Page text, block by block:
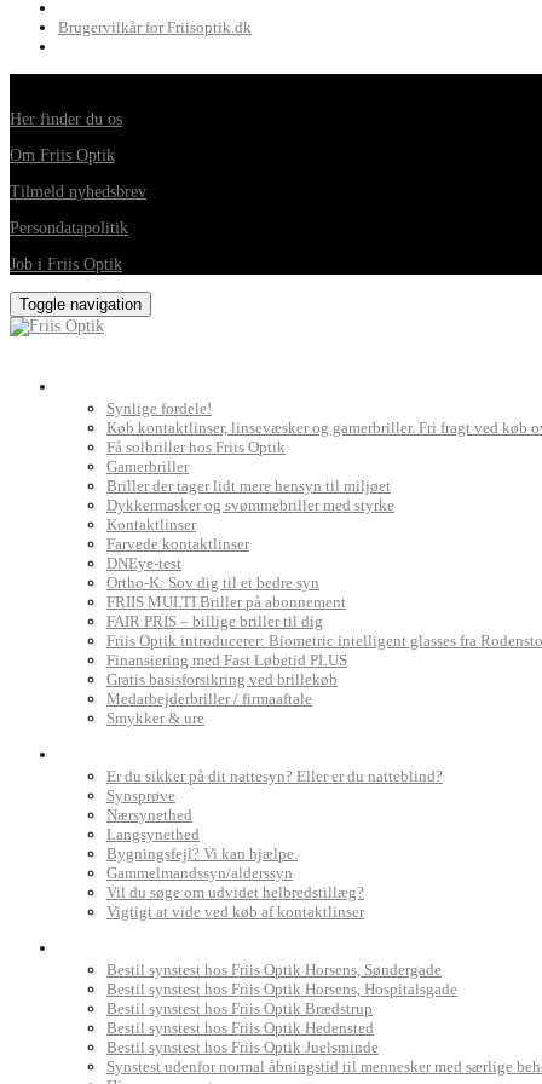
Brugervilkår for Friisoptik.dk
Her finder du os
Om Friis Optik
Tilmeld nyhedsbrev
Persondatapolitik
Job i Friis Optik
Toggle navigation
Synlige fordele!
Køb kontaktlinser, linsevæsker og gamerbriller. Fri fragt ved køb
Få solbriller hos Friis Optik
Gamerbriller
Briller der tager lidt mere hensyn til miljøet
Dykkermasker og svømmebriller med styrke
Kontaktlinser
Farvede kontaktlinser
DNEye-test
Ortho-K: Sov dig til et bedre syn
FRIIS MULTI Briller på abonnement
FAIR PRIS – billige briller til dig
Friis Optik introducerer: Biometric intelligent glasses fra
Finansiering med Fast Løbetid PLUS
Gratis basisforsikring ved brillekøb
Medarbejderbriller / firmaaftale
Smykker & ure
Er du sikker på dit nattesyn? Eller er du natteblind?
Synsprøve
Nærsynethed
Langsynethed
Bygningsfejl? Vi kan hjælpe.
Gammelmandssyn/alderssyn
Vil du søge om udvidet helbredstillæg?
Vigtigt at vide ved køb af kontaktlinser
Bestil synstest hos Friis Optik Horsens, Søndergade
Bestil synstest hos Friis Optik Horsens, Hospitalsgade
Bestil synstest hos Friis Optik Brædstrup
Bestil synstest hos Friis Optik Hedensted
Bestil synstest hos Friis Optik Juelsminde
Synstest udenfor normal åbningstid til mennesker med særlige